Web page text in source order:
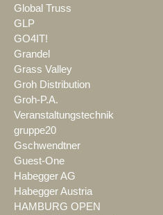
Global Truss
GLP
GO4IT!
Grandel
Grass Valley
Groh Distribution
Groh-P.A.
Veranstaltungstechnik
gruppe20
Gschwendtner
Guest-One
Habegger AG
Habegger Austria
HAMBURG OPEN